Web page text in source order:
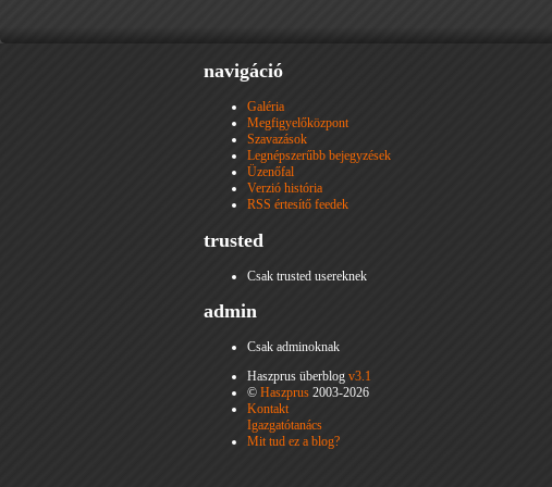
navigáció
Galéria
Megfigyelőközpont
Szavazások
Legnépszerűbb bejegyzések
Üzenőfal
Verzió história
RSS értesítő feedek
trusted
Csak trusted usereknek
admin
Csak adminoknak
Haszprus überblog v3.1
© Haszprus 2003-2026
Kontakt
Igazgatótanács
Mit tud ez a blog?